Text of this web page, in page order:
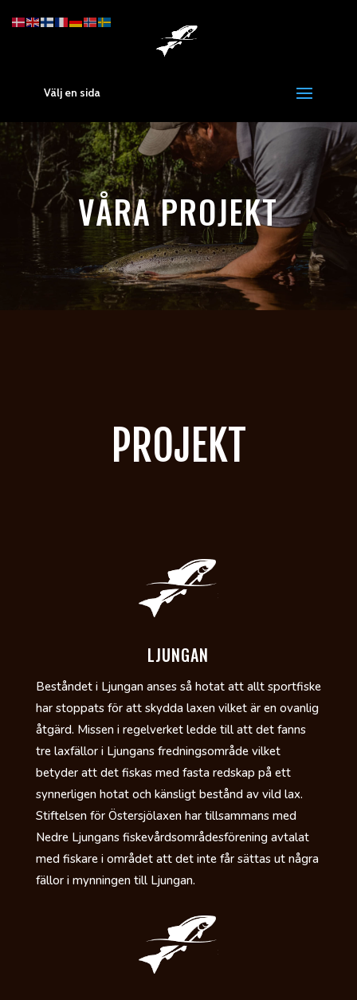
Välj en sida
VÅRA PROJEKT
PROJEKT
LJUNGAN
Beståndet i Ljungan anses så hotat att allt sportfiske
har stoppats för att skydda laxen vilket är en ovanlig
åtgärd. Missen i regelverket ledde till att det fanns
tre laxfällor i Ljungans fredningsområde vilket
betyder att det fiskas med fasta redskap på ett
synnerligen hotat och känsligt bestånd av vild lax.
Stiftelsen för Östersjölaxen har tillsammans med
Nedre Ljungans fiskevårdsområdesförening avtalat
med fiskare i området att det inte får sättas ut några
fällor i mynningen till Ljungan.